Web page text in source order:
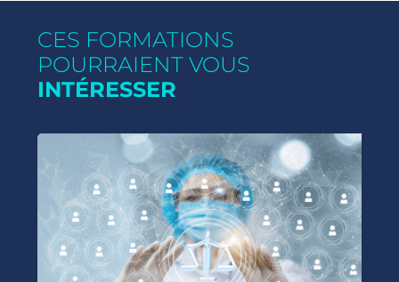
CES FORMATIONS
POURRAIENT VOUS
INTÉRESSER